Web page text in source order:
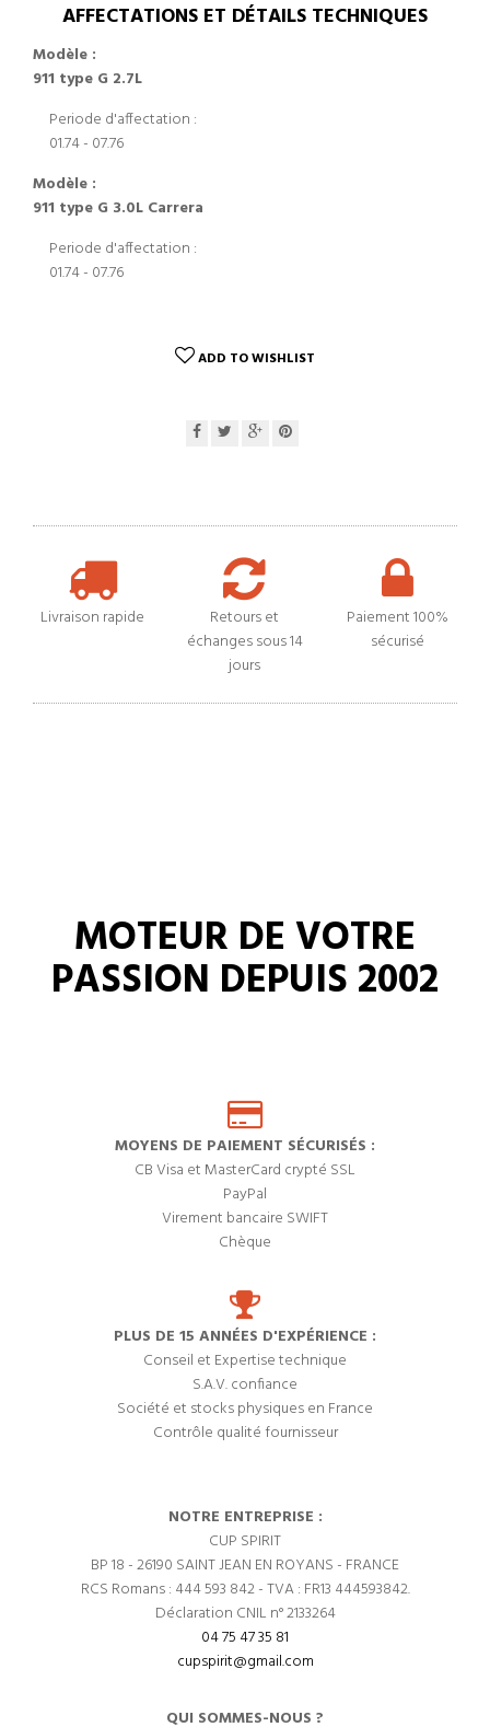
AFFECTATIONS ET DÉTAILS TECHNIQUES
Modèle :
911 type G 2.7L
Periode d'affectation :
01.74 - 07.76
Modèle :
911 type G 3.0L Carrera
Periode d'affectation :
01.74 - 07.76
ADD TO WISHLIST
Livraison rapide
Retours et
échanges sous 14
jours
Paiement 100%
sécurisé
MOTEUR DE VOTRE
PASSION DEPUIS 2002
MOYENS DE PAIEMENT SÉCURISÉS :
CB Visa et MasterCard crypté SSL
PayPal
Virement bancaire SWIFT
Chèque
PLUS DE 15 ANNÉES D'EXPÉRIENCE :
Conseil et Expertise technique
S.A.V. confiance
Société et stocks physiques en France
Contrôle qualité fournisseur
NOTRE ENTREPRISE :
CUP SPIRIT
BP 18 - 26190 SAINT JEAN EN ROYANS - FRANCE
RCS Romans : 444 593 842 - TVA : FR13 444593842.
Déclaration CNIL n° 2133264
04 75 47 35 81
cupspirit@gmail.com
QUI SOMMES-NOUS ?